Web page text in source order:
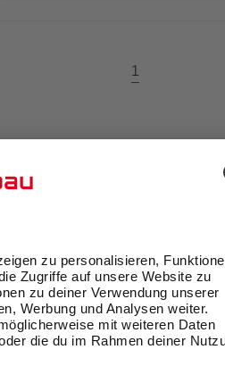
1
einem
Heimwerker-Tipps
Lösungen